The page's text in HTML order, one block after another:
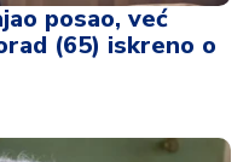
posao, već
(65) iskreno o